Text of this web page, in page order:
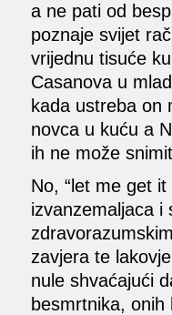
a ne pati od
poznaje svijet
vrijednu tisuće
Casanova u
kada ustreba on
novca u kuću a
ih ne može
No, “let me get
izvanzemaljaca i
zavjera te
nule shvaćajući
besmrtnika,